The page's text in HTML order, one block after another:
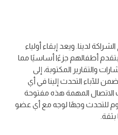
لدينا. ويعد إبقاء أولياء
أطفالهم جزءًا أساسيًا مما
والتقارير المكتوبة، إلى
للآباء التحدث إلينا في أي
الاتصال المهمة هذه مفتوحة
للتحدث وجهًا لوجه مع أي عضو
بثقة.